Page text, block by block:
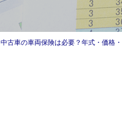
中古車の車両保険は必要？年式・価格